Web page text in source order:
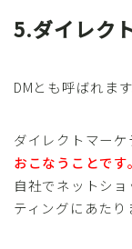
5.ダイレク
DMとも呼ばれます
ダイレクトマーケ
おこなうことです。
自社でネットシ
ティングにあたり